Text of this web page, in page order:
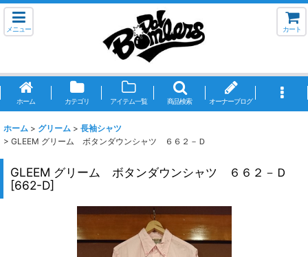
メニュー カート
ホーム カテゴリ アイテム一覧 商品検索 オーナーブログ
ホーム > グリーム > 長袖シャツ
> GLEEM グリーム ボタンダウンシャツ ６６２－Ｄ
GLEEM グリーム ボタンダウンシャツ ６６２－Ｄ
[662-D]